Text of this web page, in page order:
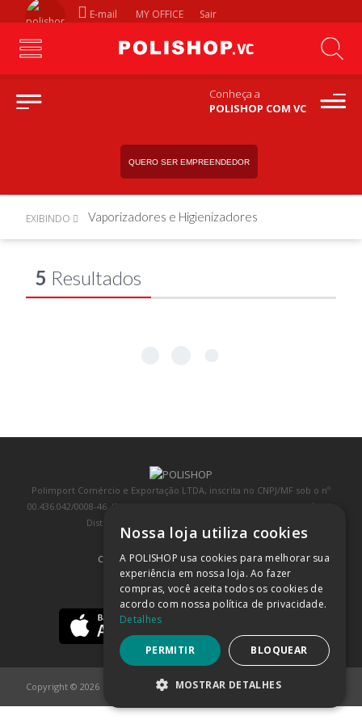
E-mail MY OFFICE Sair
Conheça a
POLISHOP COM VC
QUERO SER EMPREENDEDOR
EXIBINDO Vaporizadores e Higienizadores
5 Resultados
Polimport Comércio e Exportação LTDA, inscrita no CNPJ/MF sob o nº
00.436.042/0008-46, IE 407.458.707.103, com sede na Rua Kanebo, nº 175,
Distrito Industrial, Jundiaí/SP, CEP: 13213-090
COMPRA 100% SEGURA (SAIBA MAIS)
BAIXE NOSSO APP
Copyright © 2026
Nossa loja utiliza cookies
A POLISHOP usa cookies para melhorar sua
experiência em nossa loja. Ao fazer
compras, você aceita todos os cookies de
acordo com nossa política de privacidade.
Detalhes
PERMITIR BLOQUEAR
MOSTRAR DETALHES
ESTRITAMENTE NECESSÁRIOS